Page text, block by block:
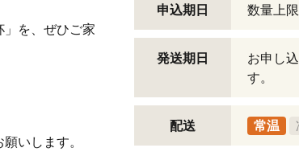
」を、ぜひご家
いします。
申込期日 数量上
発送期日
お申し
す。
配送 常温